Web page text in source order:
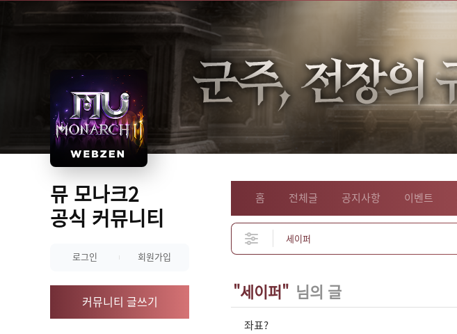
뮤 모나크2
공식 커뮤니티
로그인 회원가입
커뮤니티 글쓰기
홈 전체글 공지사항 이벤트
"세이퍼" 님의 글
좌표?